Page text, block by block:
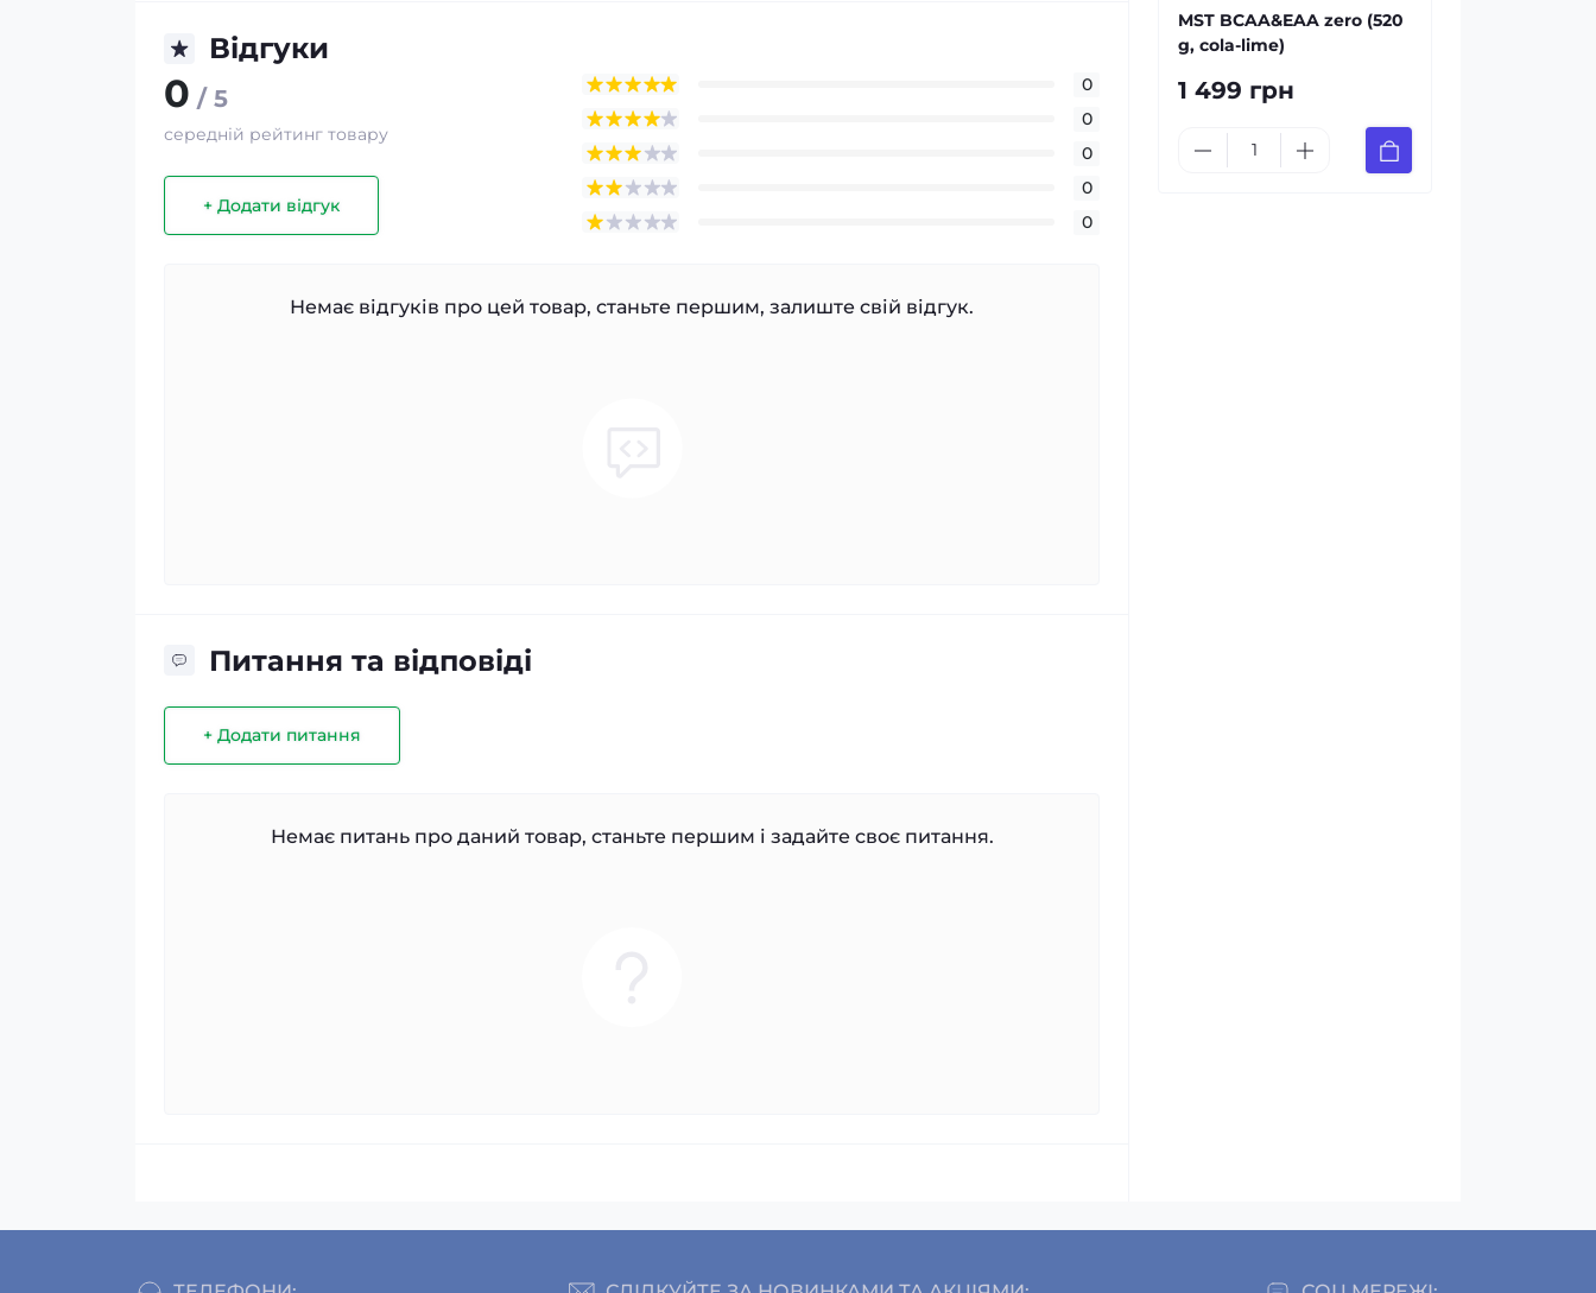
Відгуки
0 / 5
середній рейтинг товару
+ Додати відгук
0
0
0
0
0
Немає відгуків про цей товар, станьте першим, залиште свій відгук.
Питання та відповіді
+ Додати питання
Немає питань про даний товар, станьте першим і задайте своє питання.
MST BCAA&EAA zero (520
g, cola-lime)
1 499 грн